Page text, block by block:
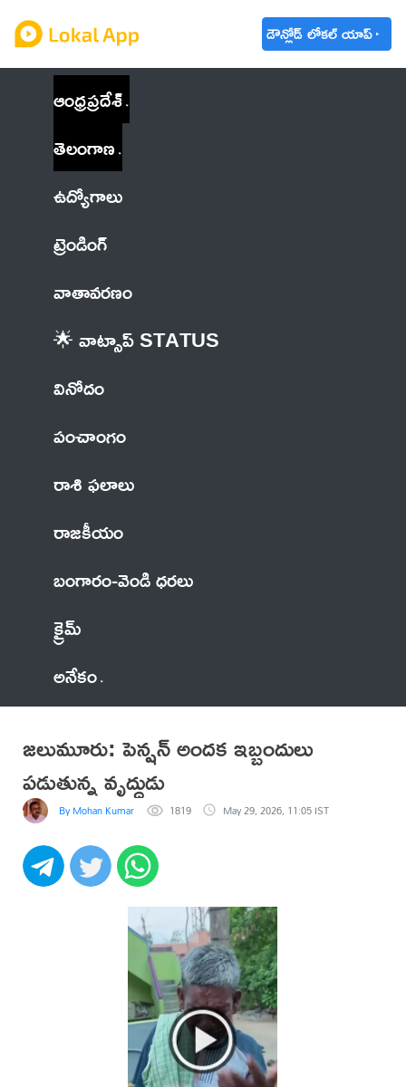
డౌన్లోడ్ లోకల్ యాప్
ఆంధ్రప్రదేశ్
తెలంగాణ
ఉద్యోగాలు
ట్రెండింగ్
వాతావరణం
🌟 వాట్సాప్ STATUS
వినోదం
పంచాంగం
రాశి ఫలాలు
రాజకీయం
బంగారం-వెండి ధరలు
క్రైమ్
అనేకం
జలుమూరు: పెన్షన్ అందక ఇబ్బందులు
పడుతున్న వృద్ధుడు
By Mohan Kumar 1819 May 29, 2026, 11:05 IST